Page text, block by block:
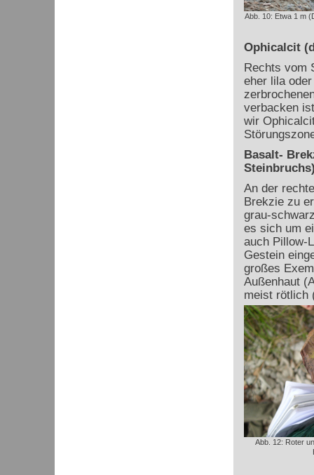
Abb. 10: Etwa 1 m
Ophicalcit
Rechts vom
eher lila
verbacken
wir
Basalt-
An der
Brekzie zu
grau-
es sich um
auch Pillow-
Gestein
großes
Außenhaut
meist rötlich
Abb. 12: Roter